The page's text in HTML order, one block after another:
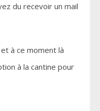
du recevoir un mail
à ce moment là
à la cantine pour